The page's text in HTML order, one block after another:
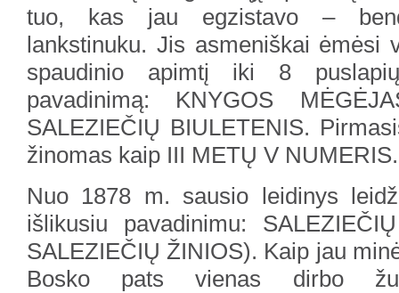
tuo, kas jau egzistavo –
lankstinuku. Jis asmeniškai ėmėsi
spaudinio apimtį iki 8
pavadinimą: KNYGOS
SALEZIEČIŲ BIULETENIS.
žinomas kaip III METŲ V NUMERIS.
Nuo 1878 m. sausio leidinys
išlikusiu pavadinimu:
SALEZIEČIŲ ŽINIOS). Kaip jau
Bosko pats vienas dirbo